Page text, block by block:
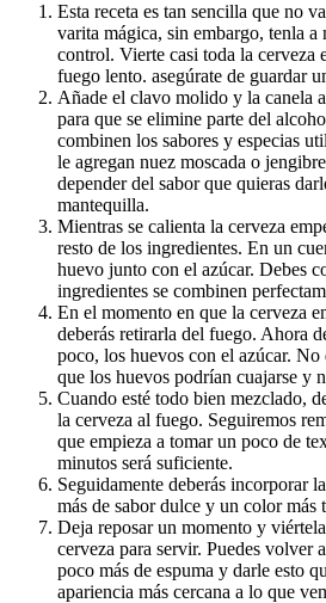
Esta receta es tan sencilla que no
varita mágica, sin embargo, tenla a
control. Vierte casi toda la cerveza
fuego lento. asegúrate de guardar
Añade el clavo molido y la canela
para que se elimine parte del
combinen los sabores y especias
le agregan nuez moscada o
depender del sabor que quieras
mantequilla.
Mientras se calienta la cerveza
resto de los ingredientes. En un
huevo junto con el azúcar. Debes
ingredientes se combinen
En el momento en que la cerveza
deberás retirarla del fuego. Ahora
poco, los huevos con el azúcar. No
que los huevos podrían cuajarse y
Cuando esté todo bien mezclado,
la cerveza al fuego. Seguiremos
que empieza a tomar un poco de
minutos será suficiente.
Seguidamente deberás incorporar
más de sabor dulce y un color más
Deja reposar un momento y
cerveza para servir. Puedes volver
poco más de espuma y darle esto
apariencia más cercana a lo que